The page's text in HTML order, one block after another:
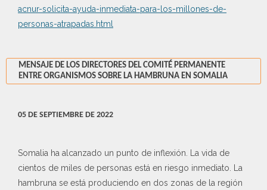
acnur-solicita-ayuda-inmediata-para-los-millones-de-
personas-atrapadas.html
MENSAJE DE LOS DIRECTORES DEL COMITÉ PERMANENTE
ENTRE ORGANISMOS SOBRE LA HAMBRUNA EN SOMALIA
05 DE SEPTIEMBRE DE 2022
Somalia ha alcanzado un punto de inflexión. La vida de
cientos de miles de personas está en riesgo inmediato. La
hambruna se está produciendo en dos zonas de la región